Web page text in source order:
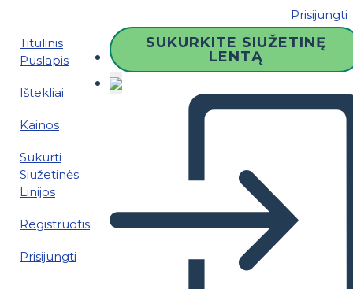
Prisijungti
Titulinis
Puslapis
Ištekliai
Kainos
Sukurti
Siužetinės
Linijos
Registruotis
Prisijungti
SUKURKITE SIUŽETINĘ
LENTĄ